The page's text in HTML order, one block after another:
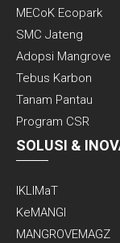
MECoK Ecopark
SMC Jateng
Adopsi Mangrove
Tebus Karbon
Tanam Pantau
Program CSR
SOLUSI &
IKLIMaT
KeMANGI
MANGROVEMAGZ